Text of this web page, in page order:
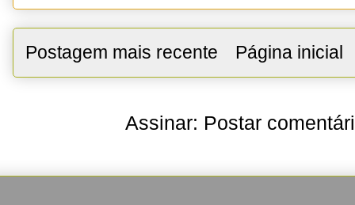
Postagem mais recente Página inicial
Assinar: Postar